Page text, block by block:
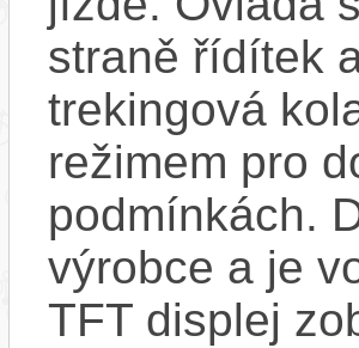
straně řídítek
trekingová
režimem pro
podmínkách.
výrobce a je
TFT displej